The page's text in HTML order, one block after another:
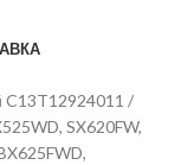
C13T12924011 /
SX620FW,